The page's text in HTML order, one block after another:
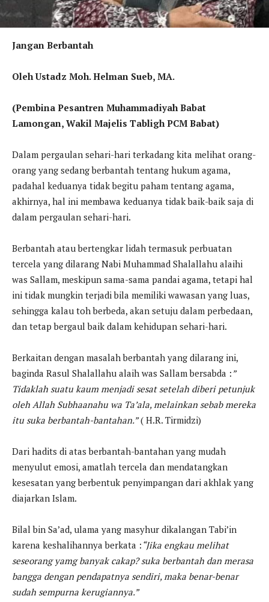
Jangan Berbantah
Oleh Ustadz Moh. Helman Sueb, MA.
(Pembina Pesantren Muhammadiyah Babat
Lamongan, Wakil Majelis Tabligh PCM Babat)
Dalam pergaulan sehari-hari terkadang kita melihat orang-
orang yang sedang berbantah tentang hukum agama,
padahal keduanya tidak begitu paham tentang agama,
akhirnya, hal ini membawa keduanya tidak baik-baik saja di
dalam pergaulan sehari-hari.
Berbantah atau bertengkar lidah termasuk perbuatan
tercela yang dilarang Nabi Muhammad Shalallahu alaihi
was Sallam, meskipun sama-sama pandai agama, tetapi hal
ini tidak mungkin terjadi bila memiliki wawasan yang luas,
sehingga kalau toh berbeda, akan setuju dalam perbedaan,
dan tetap bergaul baik dalam kehidupan sehari-hari.
Berkaitan dengan masalah berbantah yang dilarang ini,
baginda Rasul Shalallahu alaih was Sallam bersabda : ”
Tidaklah suatu kaum menjadi sesat setelah diberi petunjuk
oleh Allah Subhaanahu wa Ta’ala, melainkan sebab mereka
itu suka berbantah-bantahan.”( H.R. Tirmidzi)
Dari hadits di atas berbantah-bantahan yang mudah
menyulut emosi, amatlah tercela dan mendatangkan
kesesatan yang berbentuk penyimpangan dari akhlak yang
diajarkan Islam.
Bilal bin Sa’ad, ulama yang masyhur dikalangan Tabi’in
karena keshalihannya berkata : “Jika engkau melihat
seseorang yamg banyak cakap? suka berbantah dan merasa
bangga dengan pendapatnya sendiri, maka benar-benar
sudah sempurna kerugiannya.”